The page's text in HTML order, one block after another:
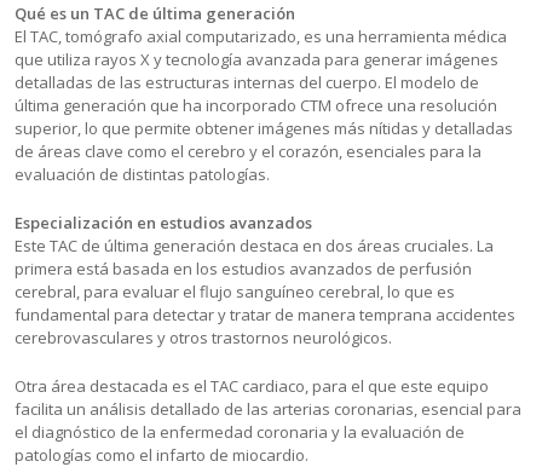
Qué es un TAC de última generación
El TAC, tomógrafo axial computarizado, es una herramienta médica
que utiliza rayos X y tecnología avanzada para generar imágenes
detalladas de las estructuras internas del cuerpo. El modelo de
última generación que ha incorporado CTM ofrece una resolución
superior, lo que permite obtener imágenes más nítidas y detalladas
de áreas clave como el cerebro y el corazón, esenciales para la
evaluación de distintas patologías.
Especialización en estudios avanzados
Este TAC de última generación destaca en dos áreas cruciales. La
primera está basada en los estudios avanzados de perfusión
cerebral, para evaluar el flujo sanguíneo cerebral, lo que es
fundamental para detectar y tratar de manera temprana accidentes
cerebrovasculares y otros trastornos neurológicos.
Otra área destacada es el TAC cardiaco, para el que este equipo
facilita un análisis detallado de las arterias coronarias, esencial para
el diagnóstico de la enfermedad coronaria y la evaluación de
patologías como el infarto de miocardio.